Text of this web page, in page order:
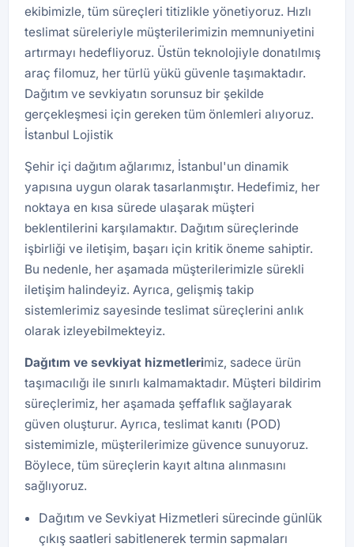
ekibimizle, tüm süreçleri titizlikle yönetiyoruz. Hızlı
teslimat süreleriyle müşterilerimizin memnuniyetini
artırmayı hedefliyoruz. Üstün teknolojiyle donatılmış
araç filomuz, her türlü yükü güvenle taşımaktadır.
Dağıtım ve sevkiyatın sorunsuz bir şekilde
gerçekleşmesi için gereken tüm önlemleri alıyoruz.
İstanbul Lojistik
Şehir içi dağıtım ağlarımız, İstanbul'un dinamik
yapısına uygun olarak tasarlanmıştır. Hedefimiz, her
noktaya en kısa sürede ulaşarak müşteri
beklentilerini karşılamaktır. Dağıtım süreçlerinde
işbirliği ve iletişim, başarı için kritik öneme sahiptir.
Bu nedenle, her aşamada müşterilerimizle sürekli
iletişim halindeyiz. Ayrıca, gelişmiş takip
sistemlerimiz sayesinde teslimat süreçlerini anlık
olarak izleyebilmekteyiz.
Dağıtım ve sevkiyat hizmetlerimiz, sadece ürün
taşımacılığı ile sınırlı kalmamaktadır. Müşteri bildirim
süreçlerimiz, her aşamada şeffaflık sağlayarak
güven oluşturur. Ayrıca, teslimat kanıtı (POD)
sistemimizle, müşterilerimize güvence sunuyoruz.
Böylece, tüm süreçlerin kayıt altına alınmasını
sağlıyoruz.
Dağıtım ve Sevkiyat Hizmetleri sürecinde günlük
çıkış saatleri sabitlenerek termin sapmaları